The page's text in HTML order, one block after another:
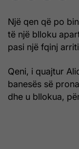
Një qen që po
të një blloku
pasi një fqinj
Qeni, i quajtur
banesës së
dhe u bllokua,